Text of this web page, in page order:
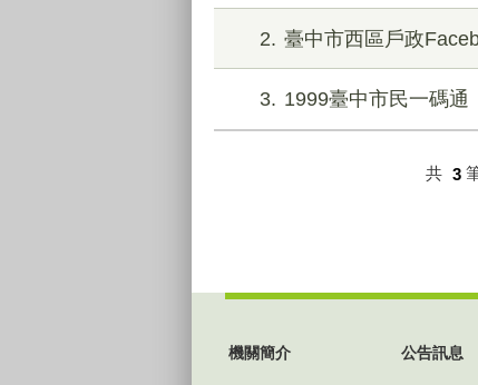
2 臺中市西區戶政
3 1999臺中市民一碼通
共 3
機關簡介 公告訊息